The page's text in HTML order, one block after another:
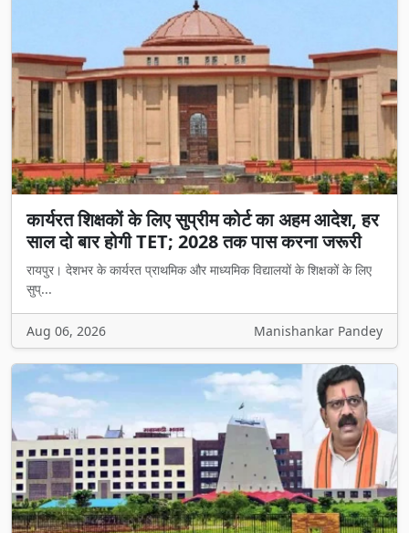
कार्यरत शिक्षकों के लिए सुप्रीम कोर्ट का अहम आदेश, हर
साल दो बार होगी TET; 2028 तक पास करना जरूरी
रायपुर। देशभर के कार्यरत प्राथमिक और माध्यमिक विद्यालयों के शिक्षकों के लिए
सुप्...
Aug 06, 2026 Manishankar Pandey